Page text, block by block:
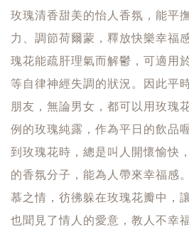
玫瑰清香甜美的怡人香氛，能平
力、調節荷爾蒙，釋放快樂幸福
瑰花能疏肝理氣而解鬱，可適用
等自律神經失調的狀況。因此平
朋友，無論男女，都可以用玫瑰
例的玫瑰純露，作為平日的飲品
到玫瑰花時，總是叫人開懷愉快
的香氛分子，能為人帶來幸福感
慕之情，彷彿躲在玫瑰花瓣中，
也聞見了情人的愛意，教人不幸